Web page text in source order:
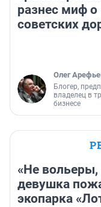
разнес миф о
советских
Олег
Блогер,
владелец в
бизнесе
«Не
девушка
экопарка